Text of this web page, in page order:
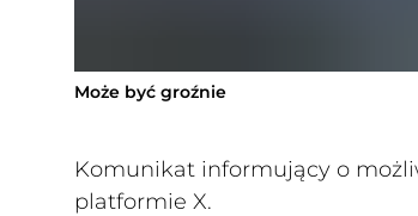
Może być groźnie
Komunikat informujący o
platformie X.